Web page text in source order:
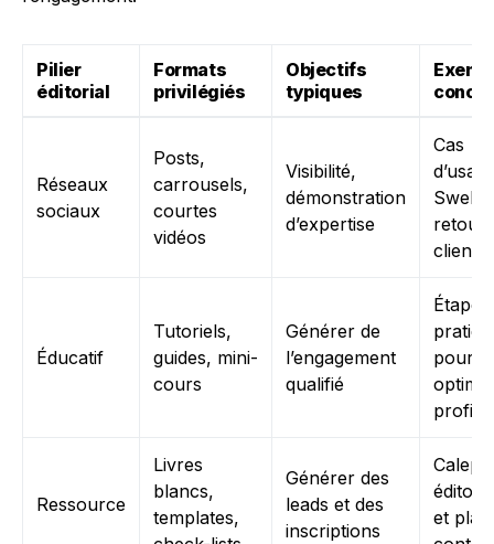
Pilier
éditorial
Formats
privilégiés
Objectifs
typiques
Réseaux
sociaux
Posts,
carrousels,
courtes
vidéos
Visibilité,
démonstration
d’expertise
Cas
Swello,
retours
clients
Éducatif
Tutoriels,
guides, mini-
cours
Générer de
l’engagement
qualifié
Étapes
pour
profil
Ressource
Livres
blancs,
templates,
Générer des
leads et des
inscriptions
et